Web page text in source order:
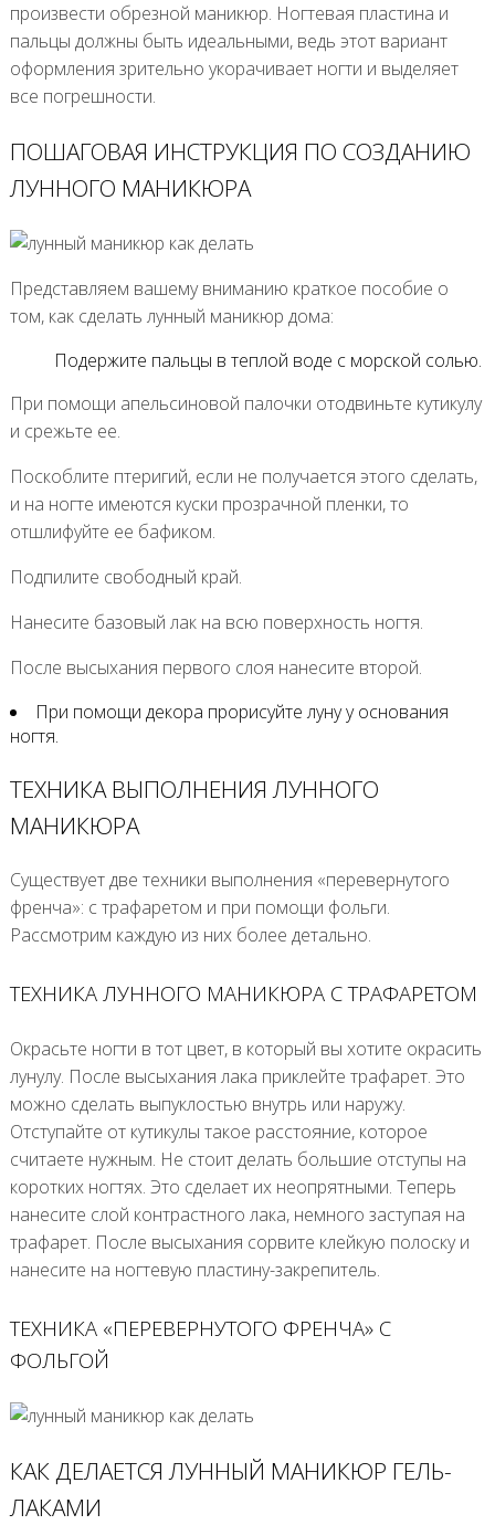
произвести обрезной маникюр. Ногтевая пластина и
пальцы должны быть идеальными, ведь этот вариант
оформления зрительно укорачивает ногти и выделяет
все погрешности.
ПОШАГОВАЯ ИНСТРУКЦИЯ ПО СОЗДАНИЮ
ЛУННОГО МАНИКЮРА
Представляем вашему вниманию краткое пособие о
том, как сделать лунный маникюр дома:
Подержите пальцы в теплой воде с морской солью.
При помощи апельсиновой палочки отодвиньте кутикулу
и срежьте ее.
Поскоблите птеригий, если не получается этого сделать,
и на ногте имеются куски прозрачной пленки, то
отшлифуйте ее бафиком.
Подпилите свободный край.
Нанесите базовый лак на всю поверхность ногтя.
После высыхания первого слоя нанесите второй.
При помощи декора прорисуйте луну у основания
ногтя.
ТЕХНИКА ВЫПОЛНЕНИЯ ЛУННОГО
МАНИКЮРА
Существует две техники выполнения «перевернутого
френча»: с трафаретом и при помощи фольги.
Рассмотрим каждую из них более детально.
ТЕХНИКА ЛУННОГО МАНИКЮРА С ТРАФАРЕТОМ
Окрасьте ногти в тот цвет, в который вы хотите окрасить
лунулу. После высыхания лака приклейте трафарет. Это
можно сделать выпуклостью внутрь или наружу.
Отступайте от кутикулы такое расстояние, которое
считаете нужным. Не стоит делать большие отступы на
коротких ногтях. Это сделает их неопрятными. Теперь
нанесите слой контрастного лака, немного заступая на
трафарет. После высыхания сорвите клейкую полоску и
нанесите на ногтевую пластину-закрепитель.
ТЕХНИКА «ПЕРЕВЕРНУТОГО ФРЕНЧА» С
ФОЛЬГОЙ
КАК ДЕЛАЕТСЯ ЛУННЫЙ МАНИКЮР ГЕЛЬ-
ЛАКАМИ